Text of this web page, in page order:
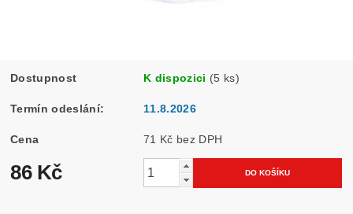
Dostupnost K dispozici (5 ks)
Termín odeslání: 11.8.2026
Cena 71 Kč bez DPH
86 Kč